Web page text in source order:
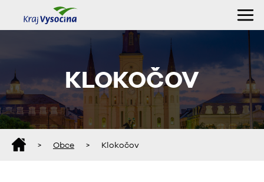
KLOKOČOV
> Obce > Klokočov